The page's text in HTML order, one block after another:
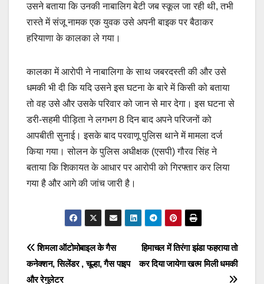
उसने बताया कि उनकी नाबालिग बेटी जब स्कूल जा रही थी, तभी
रास्ते में संजू नामक एक युवक उसे अपनी बाइक पर बैठाकर
हरियाणा के कालका ले गया।
कालका में आराेपी ने नाबालिगा के साथ जबरदस्ती की और उसे
धमकी भी दी कि यदि उसने इस घटना के बारे में किसी को बताया
तो वह उसे और उसके परिवार को जान से मार देगा। इस घटना से
डरी-सहमी पीड़िता ने लगभग 8 दिन बाद अपने परिजनों को
आपबीती सुनाई। इसके बाद परवाणू पुलिस थाने में मामला दर्ज
किया गया। सोलन के पुलिस अधीक्षक (एसपी) गौरव सिंह ने
बताया कि शिकायत के आधार पर आरोपी को गिरफ्तार कर लिया
गया है और आगे की जांच जारी है।
Post
navigation
हिमाचल में तिरंगा झंडा फहराया तो
कर दिया जायेगा खत्म मिली धमकी
शिमला ऑटोमोबाइल के गैस
कनेक्शन, सिलेंडर , चूल्हा, गैस पाइप
और रेगुलेटर